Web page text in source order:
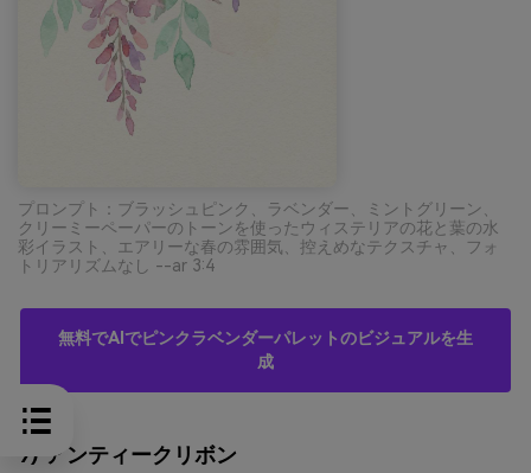
プロンプト：ブラッシュピンク、ラベンダー、ミントグリーン、
クリーミーペーパーのトーンを使ったウィステリアの花と葉の水
彩イラスト、エアリーな春の雰囲気、控えめなテクスチャ、フォ
トリアリズムなし --ar 3:4
無料でAIでピンクラベンダーパレットのビジュアルを生
成
9) アンティークリボン